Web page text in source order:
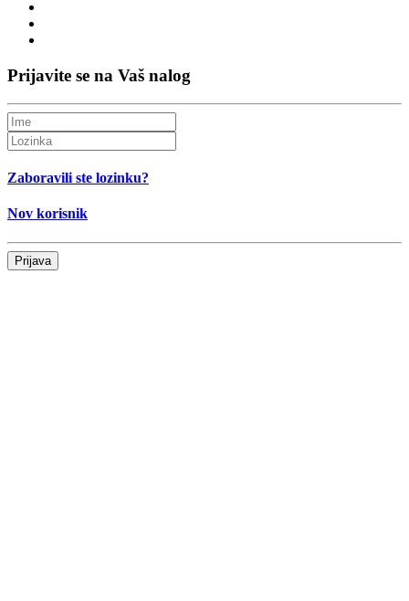
Prijavite se na Vaš nalog
Zaboravili ste lozinku?
Nov korisnik